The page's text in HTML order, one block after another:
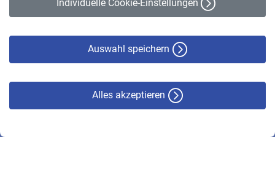
Individuelle Cookie-Einstellungen
Auswahl speichern
Alles akzeptieren
© VBL 2026